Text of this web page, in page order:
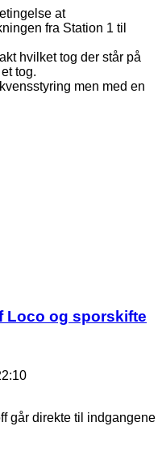
at
fra Station 1 til
hvilket tog der står på
tog.
men med en
Loco og sporskifte
går direkte til indgangene